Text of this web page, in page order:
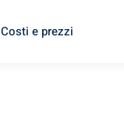
Costi e prezzi